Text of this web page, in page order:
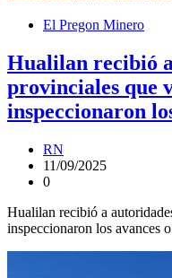
El Pregon Minero
Hualilan recibió
provinciales que
inspeccionaron
RN
11/09/2025
0
Hualilan recibió a
inspeccionaron los